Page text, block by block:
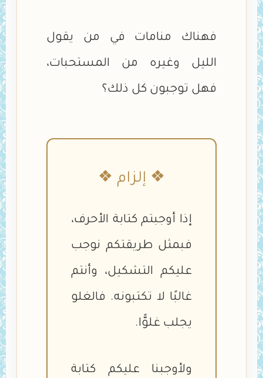
فهناك منامات في من يقول
الليل وغيره من المستحبات،
فهل توجبون كل ذلك؟
❖ إلزام ❖
إذا أوجبتم كتابة الأحرف،
فبمثل طريقتكم نوجب
عليكم التشكيل، وأنتم
غالبًا لا تكتبونه. فالغلو
يجلب غلوًّا.
ولأوجبنا عليكم كتابة